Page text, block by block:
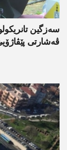
سەزگین
ڤەشارتی